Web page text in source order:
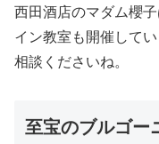
西田酒店のマダム櫻
イン教室も開催して
相談くださいね。
至宝のブルゴー